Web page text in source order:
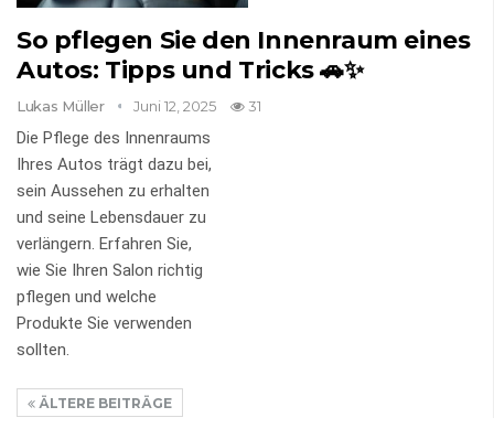
So pflegen Sie den Innenraum eines
Autos: Tipps und Tricks 🚗✨
Lukas Müller Juni 12, 2025 31
Die Pflege des Innenraums
Ihres Autos trägt dazu bei,
sein Aussehen zu erhalten
und seine Lebensdauer zu
verlängern. Erfahren Sie,
wie Sie Ihren Salon richtig
pflegen und welche
Produkte Sie verwenden
sollten.
ÄLTERE BEITRÄGE